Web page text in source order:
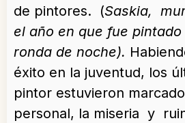
de pintores. (Saskia,
el año en que fue
ronda de noche).
éxito en la juventud, los
pintor estuvieron
personal, la miseria y